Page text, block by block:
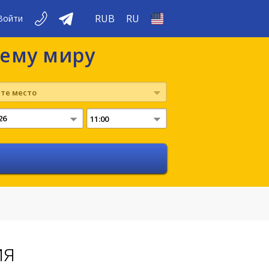
RUB RU
миру
место
11:00